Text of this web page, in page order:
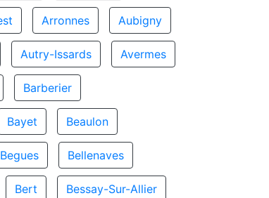
Arronnes Aubigny
Autry-Issards Avermes
Barberier
Bayet Beaulon
Begues Bellenaves
Bert Bessay-Sur-Allier